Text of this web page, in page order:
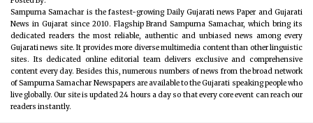
Sampurna Samachar is the fastest-growing Daily Gujarati news Paper and Gujarati
News in Gujarat since 2010. Flagship Brand Sampurna Samachar, which bring its
dedicated readers the most reliable, authentic and unbiased news among every
Gujarati news site. It provides more diverse multimedia content than other linguistic
sites. Its dedicated online editorial team delivers exclusive and comprehensive
content every day. Besides this, numerous numbers of news from the broad network
of Sampurna Samachar Newspapers are available to the Gujarati speaking people who
live globally. Our site is updated 24 hours a day so that every core event can reach our
readers instantly.